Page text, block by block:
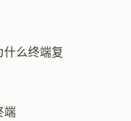
么终端复
端